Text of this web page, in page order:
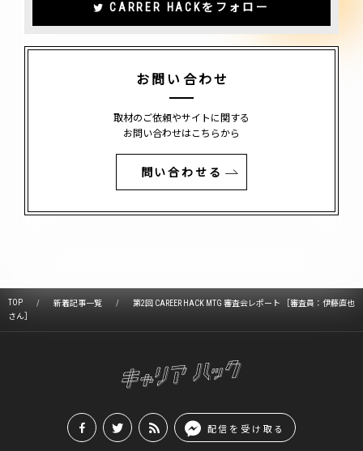
CARRER HACKをフォロー
お問い合わせ
取材のご依頼やサイトに関する
お問い合わせはこちらから
問い合わせる
TOP 新着記事一覧
第2回 CAREER HACK MTG 審査会レポート ［審査員：伊藤直也
さん］
配信を受け取る